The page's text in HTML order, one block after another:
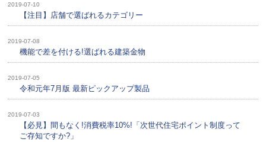
2019-07-10
【注目】店舗で選ばれるカテゴリー
2019-07-08
機能で差を付ける!選ばれる建築金物
2019-07-05
令和元年7月版 最新ピックアップ製品
2019-07-03
【必見】間もなく!消費税率10%!「次世代住宅ポイント制度って
ご存知ですか?」